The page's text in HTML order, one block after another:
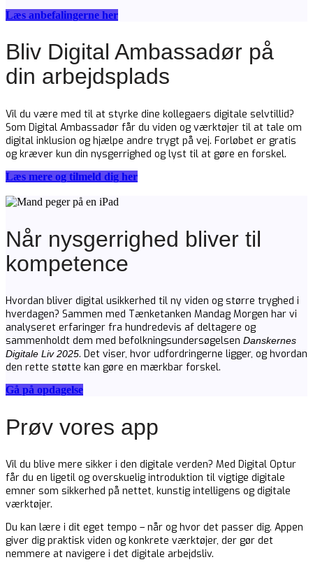
Læs anbefalingerne her
Bliv Digital Ambassadør på
din arbejdsplads
Vil du være med til at styrke dine kollegaers digitale selvtillid?
Som Digital Ambassadør får du viden og værktøjer til at tale om
digital inklusion og hjælpe andre trygt på vej. Forløbet er gratis
og kræver kun din nysgerrighed og lyst til at gøre en forskel.
Læs mere og tilmeld dig her
Når nysgerrighed bliver til
kompetence
Hvordan bliver digital usikkerhed til ny viden og større tryghed i
hverdagen? Sammen med Tænketanken Mandag Morgen har vi
analyseret erfaringer fra hundredevis af deltagere og
sammenholdt dem med befolkningsundersøgelsen Danskernes
Digitale Liv 2025. Det viser, hvor udfordringerne ligger, og hvordan
den rette støtte kan gøre en mærkbar forskel.
Gå på opdagelse
Prøv vores app
Vil du blive mere sikker i den digitale verden? Med Digital Optur
får du en ligetil og overskuelig introduktion til vigtige digitale
emner som sikkerhed på nettet, kunstig intelligens og digitale
værktøjer.
Du kan lære i dit eget tempo – når og hvor det passer dig. Appen
giver dig praktisk viden og konkrete værktøjer, der gør det
nemmere at navigere i det digitale arbejdsliv.